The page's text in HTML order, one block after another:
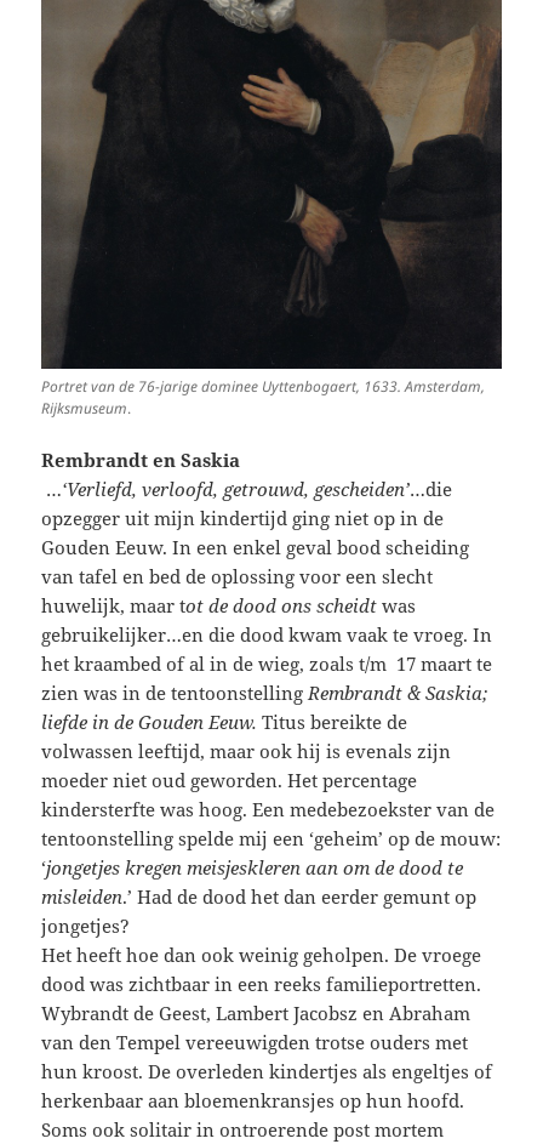
Portret van de 76-jarige dominee Uyttenbogaert, 1633. Amsterdam,
Rijksmuseum.
Rembrandt en Saskia
…‘Verliefd, verloofd, getrouwd, gescheiden’…die
opzegger uit mijn kindertijd ging niet op in de
Gouden Eeuw. In een enkel geval bood scheiding
van tafel en bed de oplossing voor een slecht
huwelijk, maar tot de dood ons scheidtwas
gebruikelijker…en die dood kwam vaak te vroeg. In
het kraambed of al in de wieg, zoals t/m 17 maart te
zien was in de tentoonstellingRembrandt & Saskia;
liefde in de Gouden Eeuw.Titus bereikte de
volwassen leeftijd, maar ook hij is evenals zijn
moeder niet oud geworden. Het percentage
kindersterfte was hoog. Een medebezoekster van de
tentoonstelling spelde mij een ‘geheim’ op de mouw:
‘jongetjes kregen meisjeskleren aan om de dood te
misleiden.’ Had de dood het dan eerder gemunt op
jongetjes?
Het heeft hoe dan ook weinig geholpen. De vroege
dood was zichtbaar in een reeks familieportretten.
Wybrandt de Geest, Lambert Jacobsz en Abraham
van den Tempel vereeuwigden trotse ouders met
hun kroost. De overleden kindertjes als engeltjes of
herkenbaar aan bloemenkransjes op hun hoofd.
Soms ook solitair in ontroerende post mortem